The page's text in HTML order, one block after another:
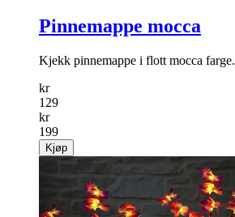
Pinnemappe mocca
Kjekk pinnemappe i flott mocca farge.
kr
129
kr
199
Kjøp